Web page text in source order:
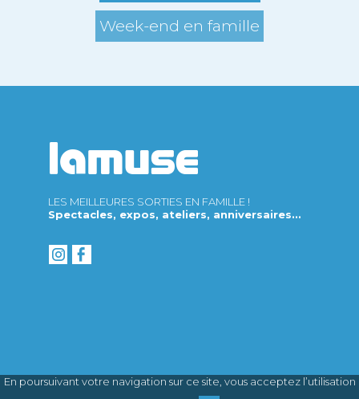
Week-end en famille
LES MEILLEURES SORTIES EN FAMILLE !
Spectacles, expos, ateliers, anniversaires...
En poursuivant votre navigation sur ce site, vous acceptez l’utilisation